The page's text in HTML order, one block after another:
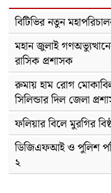
বিটিভির নতুন
মহান জুলাই
রাসিক প্রশাসক
রুমায় হাম রোগ
সিলিন্ডার দিল জেলা
ফলিয়ার বিলে মুরগির
ডিজিএফআই ও পুলিশ
২